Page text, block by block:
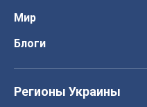
Мир
Блоги
Регионы Украины